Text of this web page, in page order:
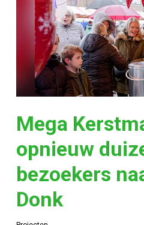
Mega
opnieuw
bezoekers
Donk